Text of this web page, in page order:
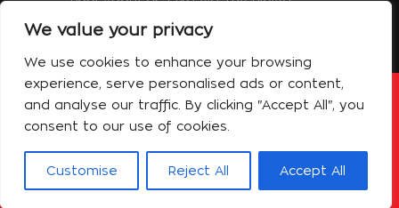
We value your privacy
We use cookies to enhance your browsing
experience, serve personalised ads or content,
and analyse our traffic. By clicking "Accept All", you
consent to our use of cookies.
Customise Reject All Accept All
Tinos-About.gr: Ανακαλύψτε την Τήνο
Copyright © 2014 Spa About | All Rights
Reserved | Powered by Shell-iT
Η Εταιρεία – Spa About
Επικοινωνία
Όροι Χρήσης
Πολιτική Απορρήτου